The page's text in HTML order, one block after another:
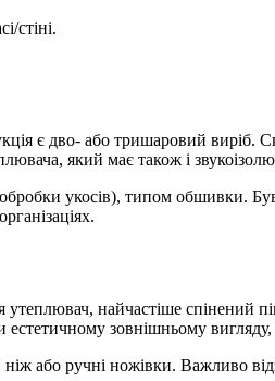
стіні.
є дво- або тришаровий виріб.
який має також і
укосів), типом обшивки.
найчастіше спінений
зовнішньому
або ручні ножівки. Важливо